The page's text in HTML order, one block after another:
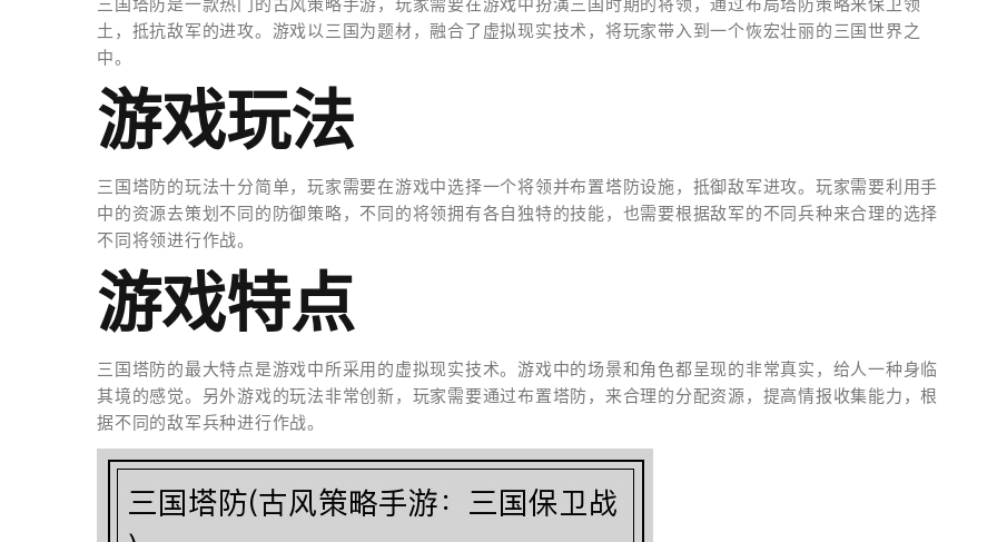
土，抵抗敌军的进攻。游戏以三国为题材，融合了虚拟现实技术，将玩家带入到一个恢宏壮丽的三国世界之
中。
游戏玩法
三国塔防的玩法十分简单，玩家需要在游戏中选择一个将领并布置塔防设施，抵御敌军进攻。玩家需要利用手
中的资源去策划不同的防御策略，不同的将领拥有各自独特的技能，也需要根据敌军的不同兵种来合理的选择
不同将领进行作战。
游戏特点
三国塔防的最大特点是游戏中所采用的虚拟现实技术。游戏中的场景和角色都呈现的非常真实，给人一种身临
其境的感觉。另外游戏的玩法非常创新，玩家需要通过布置塔防，来合理的分配资源，提高情报收集能力，根
据不同的敌军兵种进行作战。